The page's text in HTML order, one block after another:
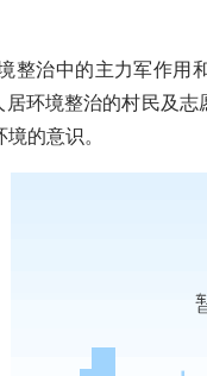
治中的主力军作用和
居环境整治的村民及
的意识。